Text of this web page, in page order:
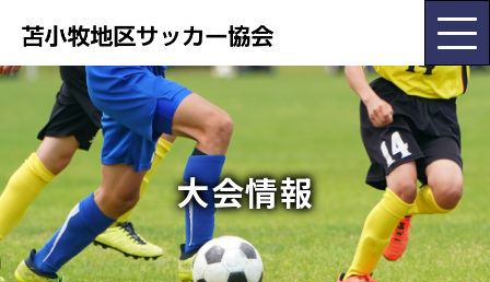
HOME
協会概要
大会･委員会情報
大会情報